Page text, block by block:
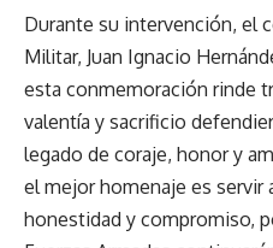
Durante su intervención, el
Militar, Juan Ignacio
esta conmemoración rinde
valentía y sacrificio
legado de coraje, honor y
el mejor homenaje es servir
honestidad y compromiso,